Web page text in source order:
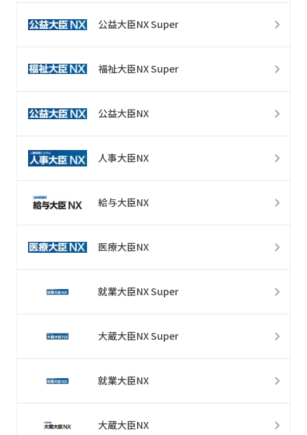
公益大臣NX Super
福祉大臣NX Super
公益大臣NX
人事大臣NX
給与大臣NX
医療大臣NX
就業大臣NX Super
大蔵大臣NX Super
就業大臣NX
大蔵大臣NX